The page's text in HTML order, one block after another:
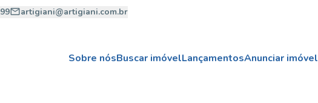
artigiani@artigiani.com.br
Sobre nósBuscar imóvelLançamentosAnunciar imóvel